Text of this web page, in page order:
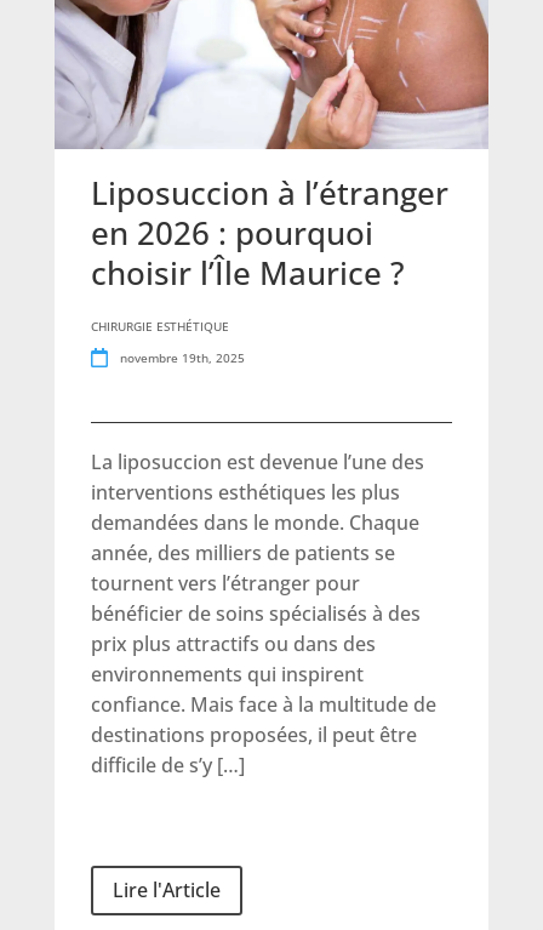
Liposuccion à l’étranger
en 2026 : pourquoi
choisir l’Île Maurice ?
CHIRURGIE ESTHÉTIQUE
novembre 19th, 2025
La liposuccion est devenue l’une des
interventions esthétiques les plus
demandées dans le monde. Chaque
année, des milliers de patients se
tournent vers l’étranger pour
bénéficier de soins spécialisés à des
prix plus attractifs ou dans des
environnements qui inspirent
confiance. Mais face à la multitude de
destinations proposées, il peut être
difficile de s’y […]
Lire l'Article